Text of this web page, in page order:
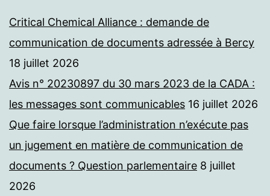
Critical Chemical Alliance : demande de
communication de documents adressée à Bercy
18 juillet 2026
Avis n° 20230897 du 30 mars 2023 de la CADA :
les messages sont communicables 16 juillet 2026
Que faire lorsque l’administration n’exécute pas
un jugement en matière de communication de
documents ? Question parlementaire 8 juillet
2026